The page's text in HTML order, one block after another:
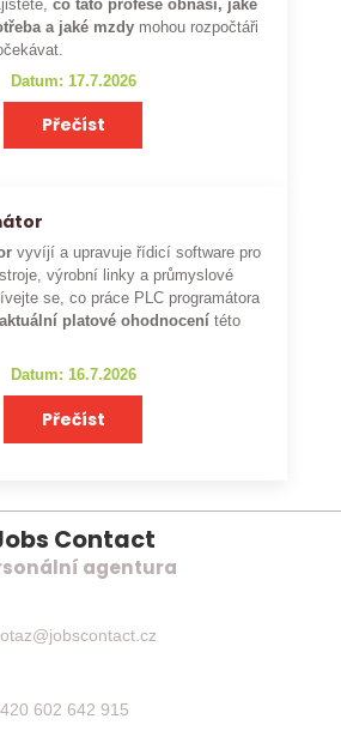
co tato profese obnáší, jaké
a jaké mzdy mohou rozpočtáři
Datum: 17.7.2026
Přečíst
vyvíjí a upravuje řídicí software pro
výrobní linky a průmyslové
se, co práce PLC programátora
aktuální platové ohodnocení této
Datum: 16.7.2026
Přečíst
Contact
agentura
602 642 915